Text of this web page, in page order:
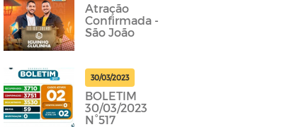
Atração
Confirmada -
São João
30/03/2023
BOLETIM
30/03/2023
N°517